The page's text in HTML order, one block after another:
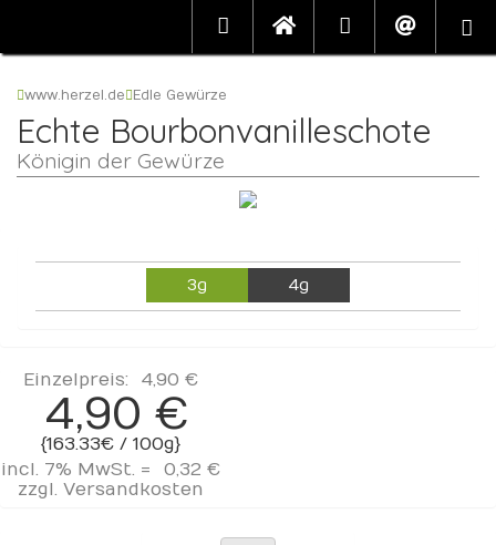
www.herzel.de Edle Gewürze
Echte Bourbonvanilleschote
Königin der Gewürze
3g 4g
Einzelpreis: 4,90 €
4,90 €
{163.33€ / 100g}
incl. 7% MwSt. =
0,32 €
zzgl. Versandkosten